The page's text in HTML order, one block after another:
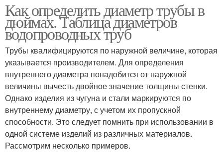
Как определить диаметр трубы в
дюймах. Таблица диаметров
водопроводных труб
Трубы квалифицируются по наружной величине, которая
указывается производителем. Для определения
внутреннего диаметра понадобится от наружной
величины вычесть двойное значение толщины стенки.
Однако изделия из чугуна и стали маркируются по
внутреннему диаметру, с учетом их пропускной
способности. Это следует помнить при использовании в
одной системе изделий из различных материалов.
Рассмотрим несколько примеров.